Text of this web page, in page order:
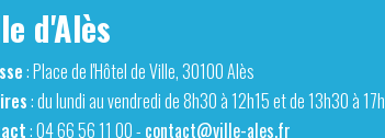
d'Alès
: Place de l'Hôtel de Ville, 30100 Alès
: du lundi au vendredi de 8h30 à 12h15 et de 13h30 à 17h
: 04 66 56 11 00 - contact@ville-ales.fr